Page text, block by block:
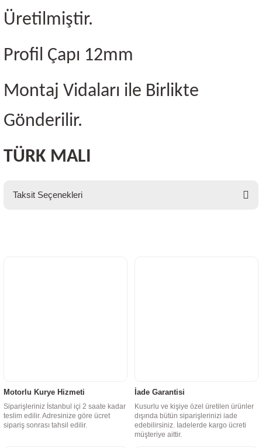
Üretilmiştir.
Profil Çapı 12mm
Montaj Vidaları ile Birlikte
Gönderilir.
TÜRK MALI
Taksit Seçenekleri
Motorlu Kurye Hizmeti
Siparişleriniz İstanbul içi 2 saate kadar
teslim edilir. Adresinize göre ücret
sipariş sonrası tahsil edilir.
İade Garantisi
Kusurlu ve kişiye özel üretilen ürünler
dışında bütün siparişlerinizi iade
edebilirsiniz. İadelerde kargo ücreti
müşteriye aittir.